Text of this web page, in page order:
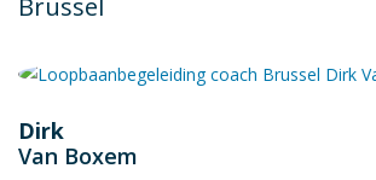
Dirk
Van Boxem